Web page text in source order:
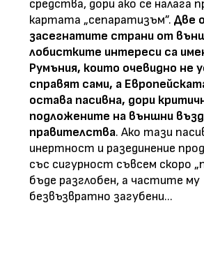
средства, дори ако се налага
картата „сепаратизъм”. Две
засегнатите страни от
лобистките интереси са
Румъния, които очевидно не
справят сами, а
остава пасивна, дори
подложените на външни
правителства. Ако тази
инертност и разединение
със сигурност съвсем скоро
бъде разглобен, а частите му
безвъзвратно загубени...